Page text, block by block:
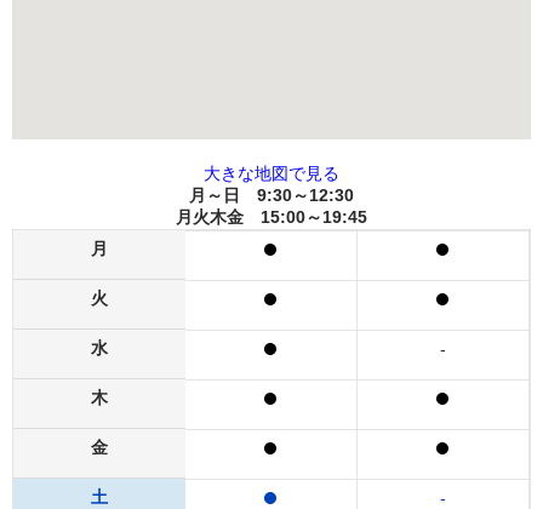
大きな地図で見る
月～日 9:30～12:30
月火木金 15:00～19:45
月
火
水
木
金
土
-
-